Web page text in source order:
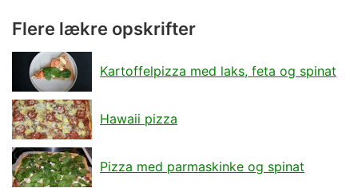
Flere lækre opskrifter
Kartoffelpizza med laks, feta og spinat
Hawaii pizza
Pizza med parmaskinke og spinat